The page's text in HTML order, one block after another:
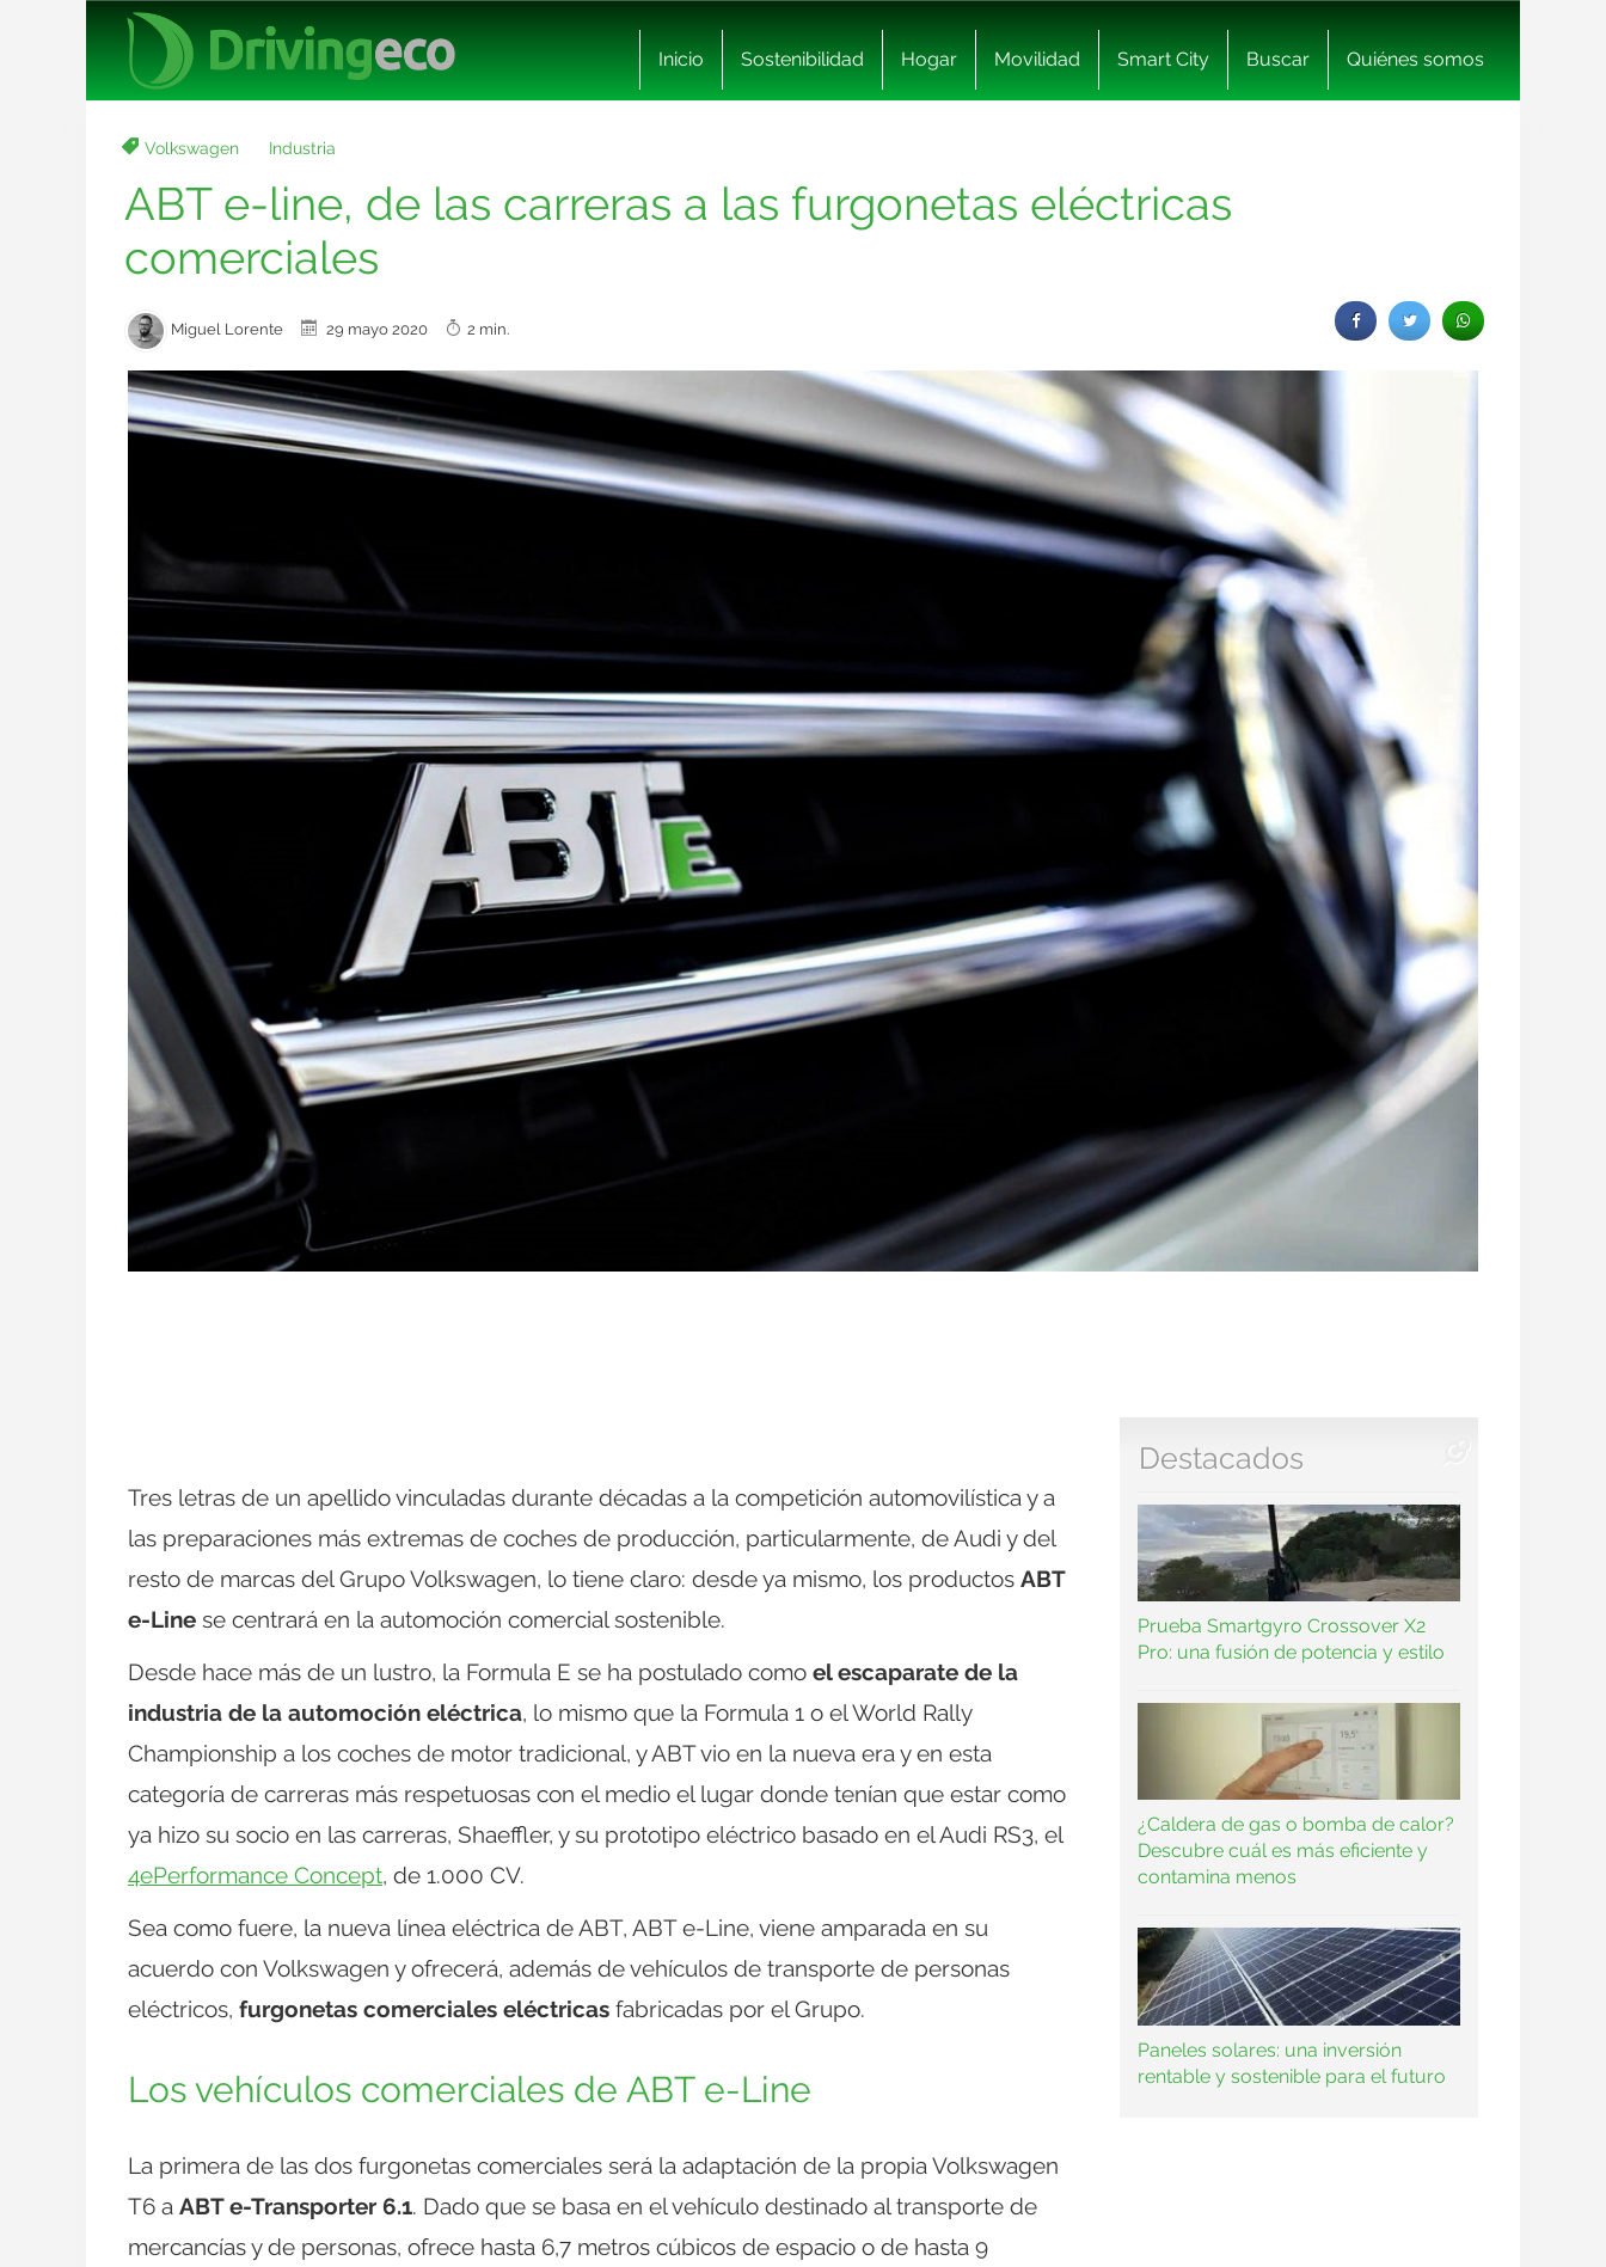
Inicio Sostenibilidad Hogar Movilidad Smart City Buscar Quiénes somos
Volkswagen Industria
ABT e-line, de las carreras a las furgonetas eléctricas
comerciales
Miguel Lorente 29 mayo 2020 2 min.
Tres letras de un apellido vinculadas durante décadas a la competición automovilística y a
las preparaciones más extremas de coches de producción, particularmente, de Audi y del
resto de marcas del Grupo Volkswagen, lo tiene claro: desde ya mismo, los productos ABT
e-Line se centrará en la automoción comercial sostenible.
Desde hace más de un lustro, la Formula E se ha postulado como el escaparate de la
industria de la automoción eléctrica, lo mismo que la Formula 1 o el World Rally
Championship a los coches de motor tradicional, y ABT vio en la nueva era y en esta
categoría de carreras más respetuosas con el medio el lugar donde tenían que estar como
ya hizo su socio en las carreras, Shaeffler, y su prototipo eléctrico basado en el Audi RS3, el
4ePerformance Concept, de 1.000 CV.
Sea como fuere, la nueva línea eléctrica de ABT, ABT e-Line, viene amparada en su
acuerdo con Volkswagen y ofrecerá, además de vehículos de transporte de personas
eléctricos, furgonetas comerciales eléctricas fabricadas por el Grupo.
Los vehículos comerciales de ABT e-Line
La primera de las dos furgonetas comerciales será la adaptación de la propia Volkswagen
T6 a ABT e-Transporter 6.1. Dado que se basa en el vehículo destinado al transporte de
mercancías y de personas, ofrece hasta 6,7 metros cúbicos de espacio o de hasta 9
Destacados
Prueba Smartgyro Crossover X2
Pro: una fusión de potencia y estilo
¿Caldera de gas o bomba de calor?
Descubre cuál es más eficiente y
contamina menos
Paneles solares: una inversión
rentable y sostenible para el futuro